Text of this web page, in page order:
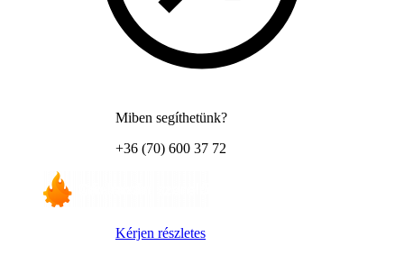
Miben segíthetünk?
+36 (70) 600 37 72
Kérjen részletes